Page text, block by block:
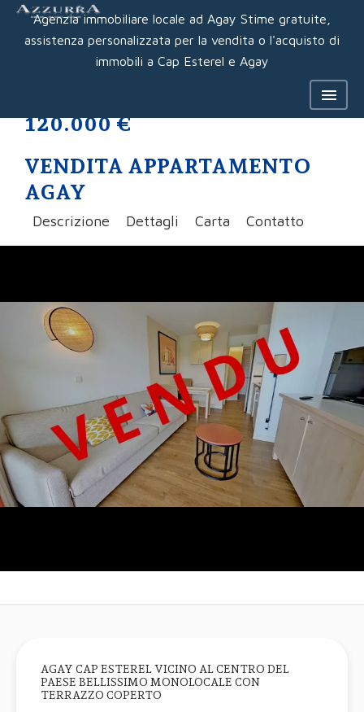
Agenzia immobiliare locale ad Agay Stime gratuite,
assistenza personalizzata per la vendita o l'acquisto di
immobili a Cap Esterel e Agay
VENDITA APPARTAMENTO
AGAY
120.000 €
Descrizione Dettagli Carta Contatto
AGAY CAP ESTEREL VICINO AL CENTRO DEL
PAESE BELLISSIMO MONOLOCALE CON
TERRAZZO COPERTO